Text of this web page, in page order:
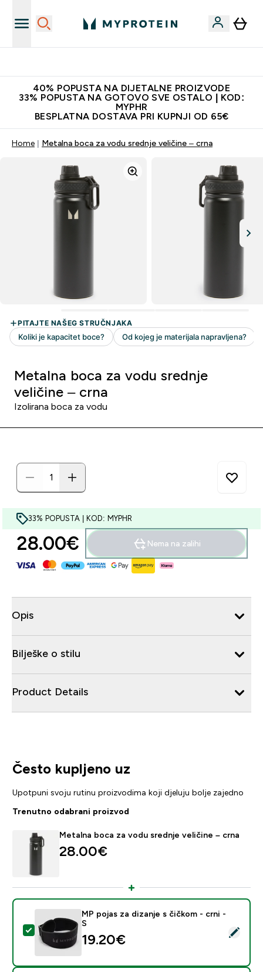
40% POPUSTA NA DIJETALNE PROIZVODE
33% POPUSTA NA GOTOVO SVE OSTALO | KOD:
MYPHR
BESPLATNA DOSTAVA PRI KUPNJI OD 65€
Home Metalna boca za vodu srednje veličine – crna
Metalna boca za vodu srednje
veličine – crna
Izolirana boca za vodu
33% POPUSTA | KOD: MYPHR
28.00€‎ Nema na zalihi
Opis
Bilješke o stilu
Product Details
Često kupljeno uz
Upotpuni svoju rutinu proizvodima koji djeluju bolje zajedno
Trenutno odabrani proizvod
Metalna boca za vodu srednje veličine – crna
28.00€‎
Odaberi ovaj proizvod - MP pojas za dizanje s čičkom
MP pojas za dizanje s čičkom - crni -
S
19.20€‎